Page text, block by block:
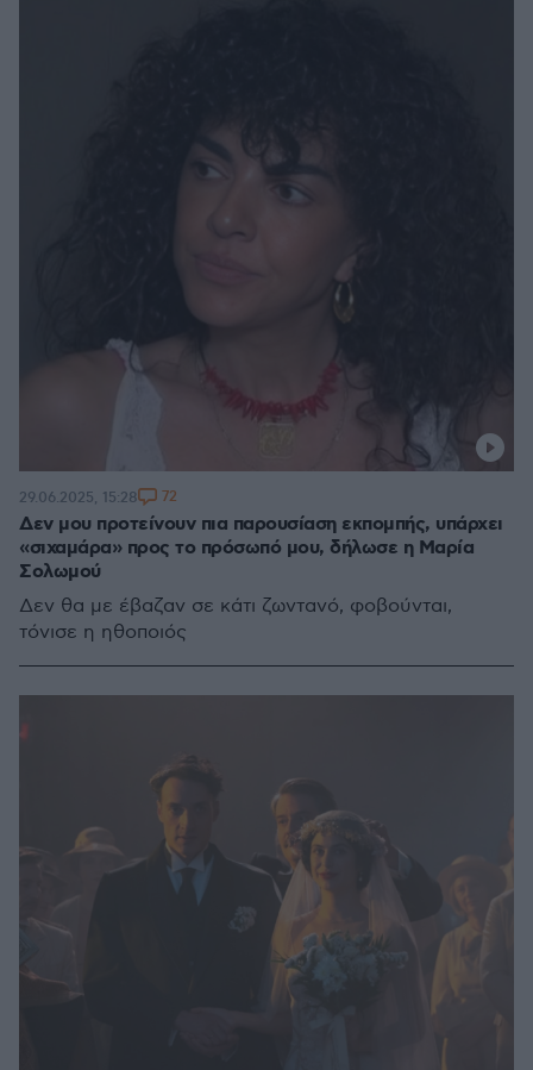
Δεν μου προτείνουν πια παρουσίαση εκπομπής, υπάρχει
«σιχαμάρα» προς το πρόσωπό μου, δήλωσε η Μαρία
Σολωμού
Δεν θα με έβαζαν σε κάτι ζωντανό, φοβούνται,
τόνισε η ηθοποιός
29.06.2025, 15:28 72